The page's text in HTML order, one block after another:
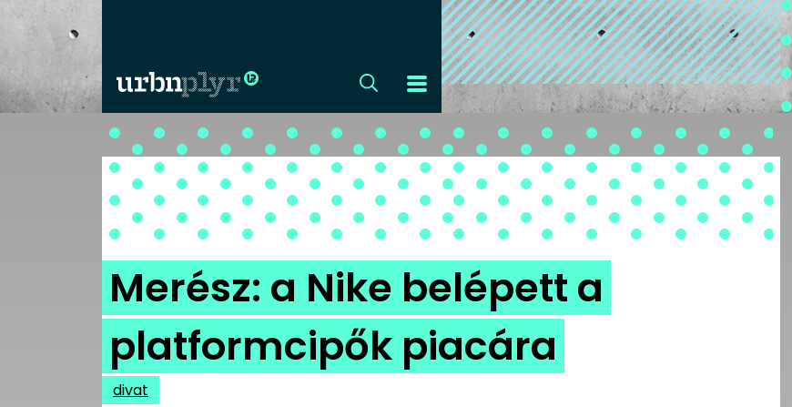
CÍMLAP
DIZÁJN
DIVAT
HIP
KULT
Merész: a Nike belépett a
platformcipők piacára
divat